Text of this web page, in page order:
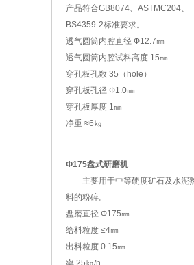
产品符合GB8074、ASTMC204、
BS4359-2标准要求。
透气圆筒内腔直径 Ф12.7㎜
透气圆筒内腔试料高度 15㎜
穿孔板孔数 35（hole）
穿孔板孔径 Ф1.0㎜
穿孔板厚度 1㎜
净重 ≈6㎏
Ф175盘式研磨机
主要用于中等硬度矿石及水泥
料的粉碎。
盘磨直径 Ф175㎜
给料粒度 ≤4㎜
出料粒度 0.15㎜
率 25㎏/h